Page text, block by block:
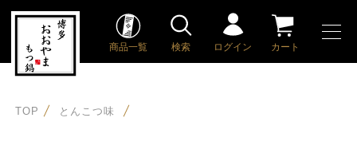
商品一覧 検索 ログイン カート
TOP とんこつ味